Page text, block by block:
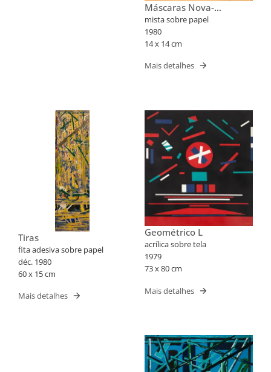
Máscaras Nova-
Iorquinas II
mista sobre papel
1980
14 x 14 cm
Mais detalhes
Tiras
fita adesiva sobre papel
déc. 1980
60 x 15 cm
Mais detalhes
Geométrico L
acrílica sobre tela
1979
73 x 80 cm
Mais detalhes